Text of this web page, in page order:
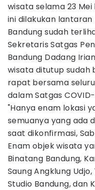
wisata selama 23 Mei
ini dilakukan lantaran
Bandung sudah
Sekretaris Satgas
Bandung Dadang
wisata ditutup sudah
rapat bersama
dalam Satgas
"Hanya enam lokasi
semuanya yang ada
saat dikonfirmasi,
Enam objek wisata
Binatang Bandung,
Saung Angklung
Studio Bandung, dan